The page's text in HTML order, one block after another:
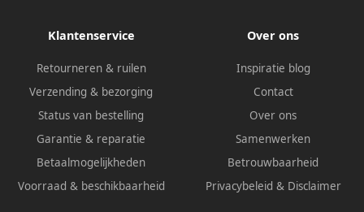
Klantenservice
Retourneren & ruilen
Verzending & bezorging
Status van bestelling
Garantie & reparatie
Betaalmogelijkheden
Voorraad & beschikbaarheid
Over ons
Inspiratie blog
Contact
Over ons
Samenwerken
Betrouwbaarheid
Privacybeleid & Disclaimer